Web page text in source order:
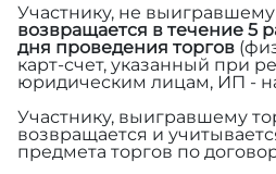
Участнику, не выигравшему
возвращается в течение 5
дня проведения торгов
карт-счет, указанный при
юридическим лицам, ИП -
Участнику, выигравшему
возвращается и
предмета торгов по